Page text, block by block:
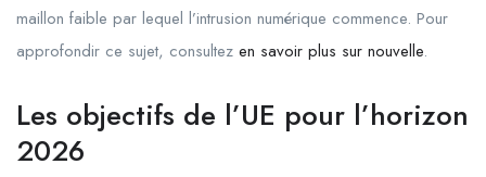
maillon faible par lequel l’intrusion numérique commence. Pour
approfondir ce sujet, consultez en savoir plus sur nouvelle.
Les objectifs de l’UE pour l’horizon
2026